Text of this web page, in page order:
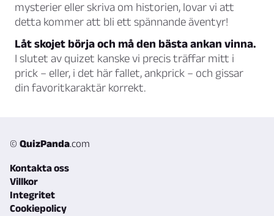
mysterier eller skriva om historien, lovar vi att
detta kommer att bli ett spännande äventyr!
Låt skojet börja och må den bästa ankan vinna.
I slutet av quizet kanske vi precis träffar mitt i
prick – eller, i det här fallet, ankprick – och gissar
din favoritkaraktär korrekt.
© QuizPanda.com
Kontakta oss
Villkor
Integritet
Cookiepolicy